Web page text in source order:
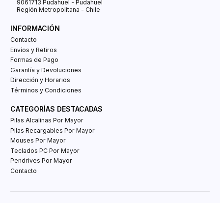
9061713 Pudahuel - Pudahuel
Región Metropolitana - Chile
INFORMACIÓN
Contacto
Envíos y Retiros
Formas de Pago
Garantía y Devoluciones
Dirección y Horarios
Términos y Condiciones
CATEGORÍAS DESTACADAS
Pilas Alcalinas Por Mayor
Pilas Recargables Por Mayor
Mouses Por Mayor
Teclados PC Por Mayor
Pendrives Por Mayor
Contacto